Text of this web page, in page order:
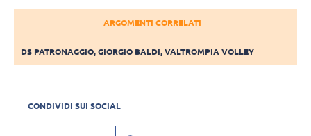
ARGOMENTI CORRELATI
DS PATRONAGGIO,GIORGIO BALDI,VALTROMPIA VOLLEY
CONDIVIDI SUI SOCIAL